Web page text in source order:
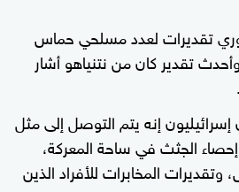
تقديرات لعدد مسلحي حماس
تقدير كان من نتنياهو أشار
إنه يتم التوصل إلى مثل
الجثث في ساحة المعركة،
المخابرات للأفراد الذين